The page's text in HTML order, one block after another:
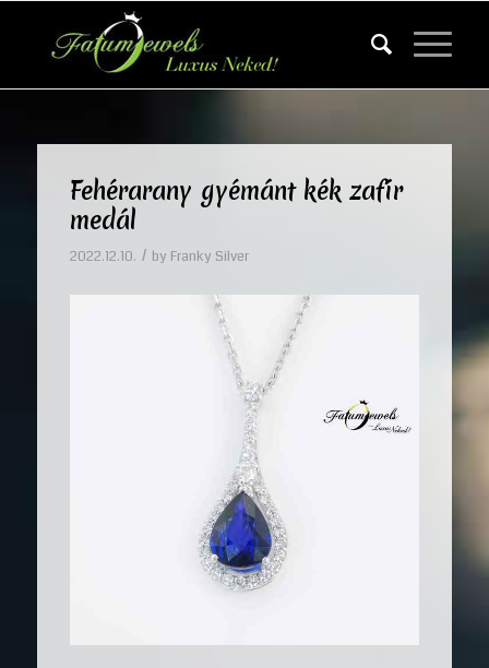
Fehérarany gyémánt kék zafír
medál
2022.12.10. / by Franky Silver